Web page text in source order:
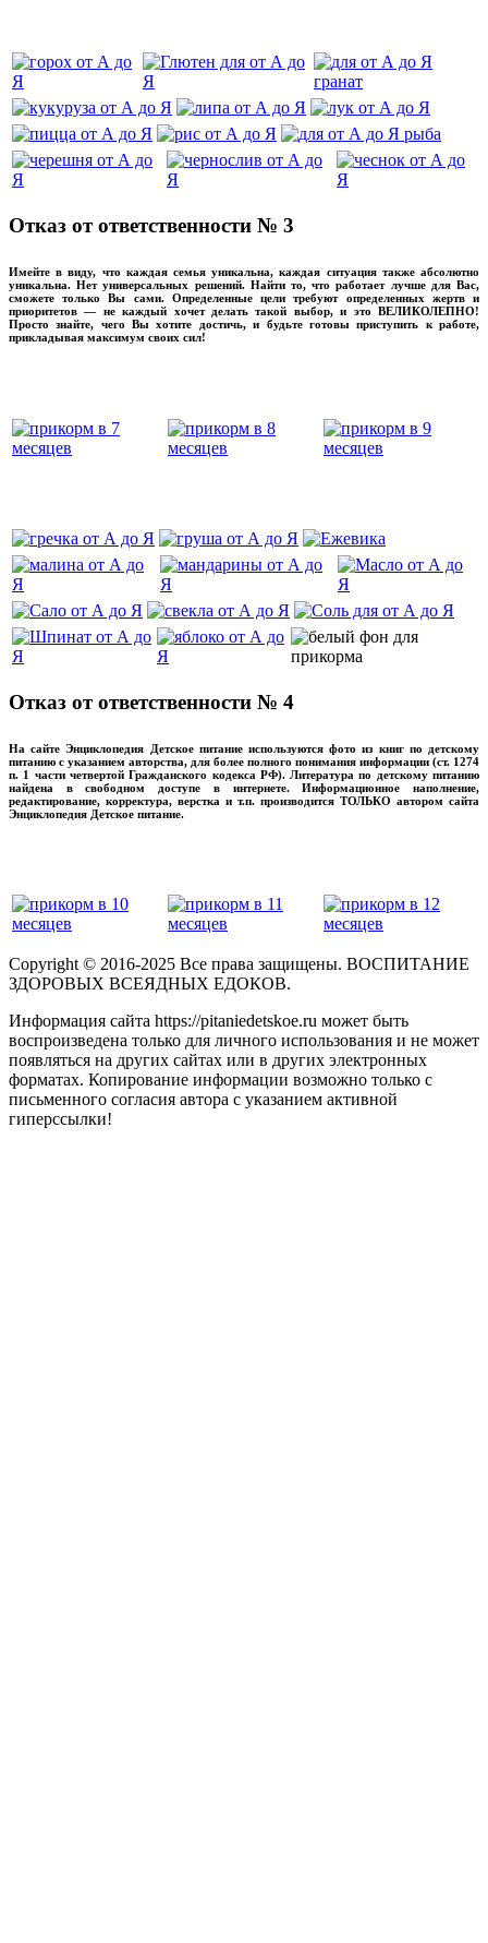
Отказ от ответственности № 3
Имейте в виду, что каждая семья уникальна, каждая ситуация также абсолютно
уникальна. Нет универсальных решений. Найти то, что работает лучше для Вас,
сможете только Вы сами. Определенные цели требуют определенных жертв и
приоритетов — не каждый хочет делать такой выбор, и это ВЕЛИКОЛЕПНО!
Просто знайте, чего Вы хотите достичь, и будьте готовы приступить к работе,
прикладывая максимум своих сил!
Отказ от ответственности № 4
На сайте Энциклопедия Детское питание используются фото из книг по детскому
питанию с указанием авторства, для более полного понимания информации (ст. 1274
п. 1 части четвертой Гражданского кодекса РФ). Литература по детскому питанию
найдена в свободном доступе в интернете. Информационное наполнение,
редактирование, корректура, верстка и т.п. производится ТОЛЬКО автором сайта
Энциклопедия Детское питание.
Copyright © 2016-2025 Все права защищены. ВОСПИТАНИЕ
ЗДОРОВЫХ ВСЕЯДНЫХ ЕДОКОВ.
Информация сайта https://pitaniedetskoe.ru может быть
воспроизведена только для личного использования и не может
появляться на других сайтах или в других электронных
форматах. Копирование информации возможно только с
письменного согласия автора с указанием активной
гиперссылки!